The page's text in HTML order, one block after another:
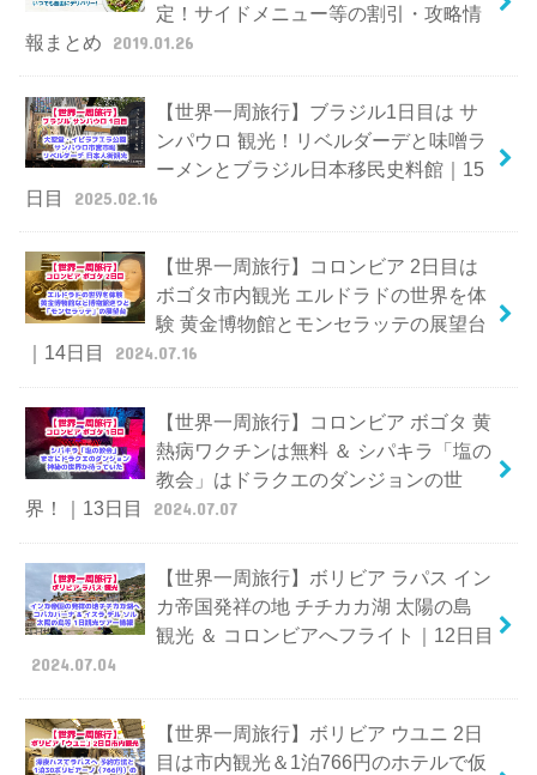
定！サイドメニュー等の割引・攻略情
報まとめ
2019.01.26
【世界一周旅行】ブラジル1日目は サ
ンパウロ 観光！リベルダーデと味噌ラ
ーメンとブラジル日本移民史料館｜15
日目
2025.02.16
【世界一周旅行】コロンビア 2日目は
ボゴタ市内観光 エルドラドの世界を体
験 黄金博物館とモンセラッテの展望台
｜14日目
2024.07.16
【世界一周旅行】コロンビア ボゴタ 黄
熱病ワクチンは無料 ＆ シパキラ「塩の
教会」はドラクエのダンジョンの世
界！｜13日目
2024.07.07
【世界一周旅行】ボリビア ラパス イン
カ帝国発祥の地 チチカカ湖 太陽の島
観光 ＆ コロンビアへフライト｜12日目
2024.07.04
【世界一周旅行】ボリビア ウユニ 2日
目は市内観光＆1泊766円のホテルで仮